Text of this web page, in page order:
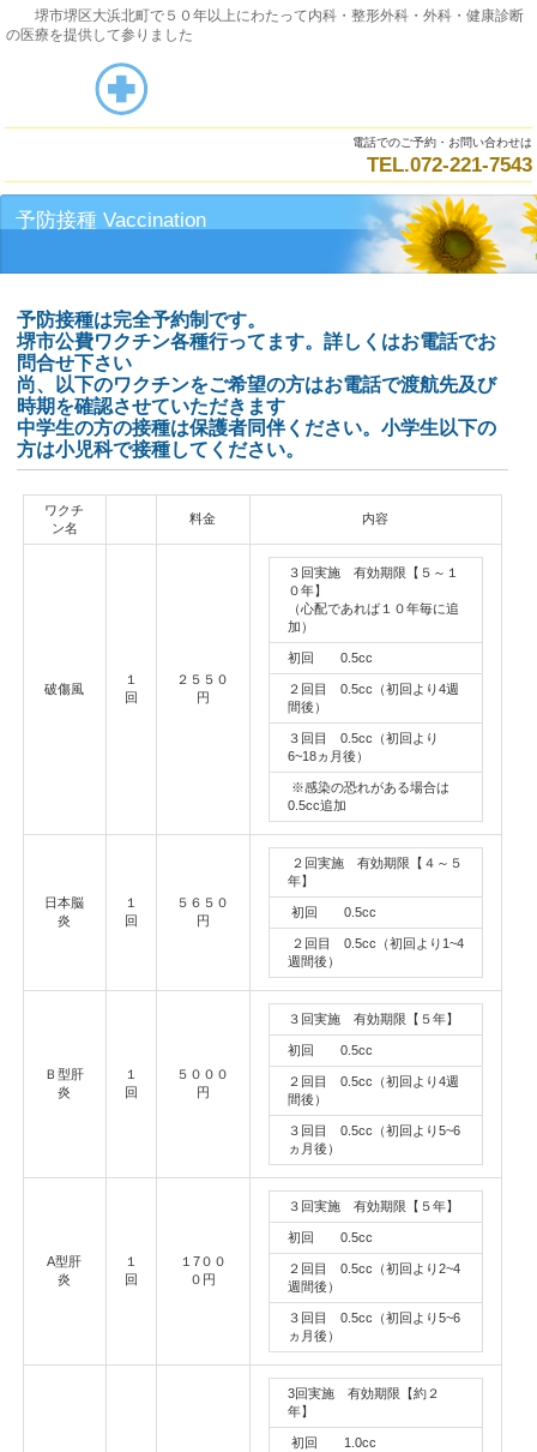
堺市堺区大浜北町で５０年以上にわたって内科・整形外科・外科・健康診断
の医療を提供して参りました
電話でのご予約・お問い合わせは
TEL.072‐221‐7543
予防接種 Vaccination
予防接種は完全予約制です。
堺市公費ワクチン各種行ってます。詳しくはお電話でお
問合せ下さい
尚、以下のワクチンをご希望の方はお電話で渡航先及び
時期を確認させていただきます
中学生の方の接種は保護者同伴ください。小学生以下の
方は小児科で接種してください。
ワクチ
ン名
料金 内容
破傷風
１
回
２５５０
円
３回実施 有効期限【５～１
０年】
（心配であれば１０年毎に追
加）
初回 0.5cc
２回目 0.5cc（初回より4週
間後）
３回目 0.5cc（初回より
6~18ヵ月後）
※感染の恐れがある場合は
0.5cc追加
日本脳
炎
１
回
５６５０
円
２回実施 有効期限【４～５
年】
初回 0.5cc
２回目 0.5cc（初回より1~4
週間後）
Ｂ型肝
炎
１
回
５０００
円
３回実施 有効期限【５年】
初回 0.5cc
２回目 0.5cc（初回より4週
間後）
３回目 0.5cc（初回より5~6
ヵ月後）
A型肝
炎
１
回
１7００
０円
３回実施 有効期限【５年】
初回 0.5cc
２回目 0.5cc（初回より2~4
週間後）
３回目 0.5cc（初回より5~6
ヵ月後）
3回実施 有効期限【約２
年】
初回 1.0cc